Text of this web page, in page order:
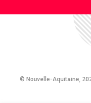
© Nouvelle-Aquitaine,